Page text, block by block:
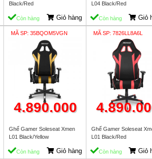
Black/Red
Còn hàng Giỏ hàng
L04 Black/Red
Còn hàng Giỏ
MÃ SP: 35BQOM5VGN
4.890.000
Ghế Gamer Soleseat Xmen
L01 Black/Yellow
Còn hàng Giỏ hàng
MÃ SP: 7826LL8A6L
Ghế Gamer Soleseat
L01 Black/Red
Còn hàng Giỏ